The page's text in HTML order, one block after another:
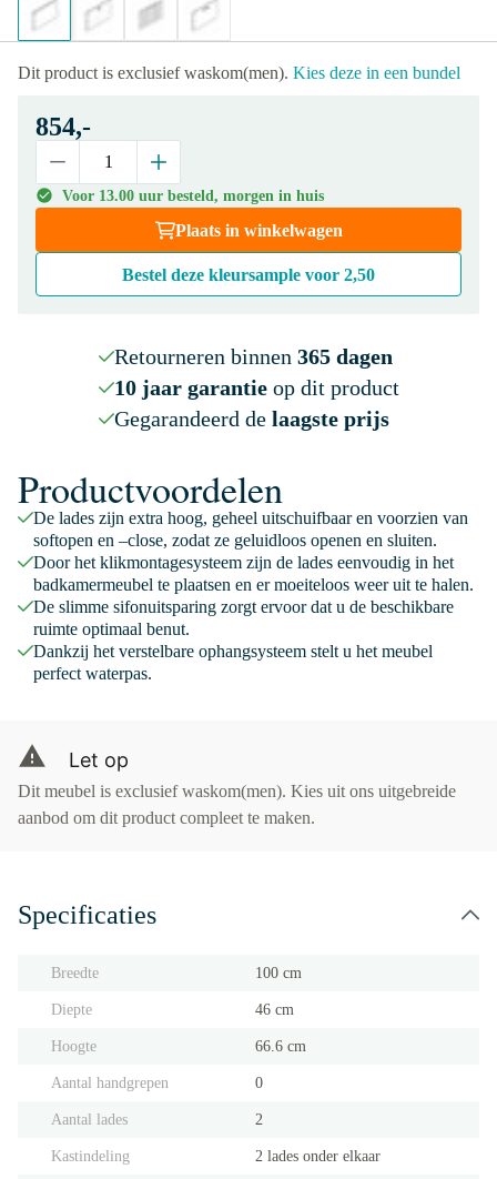
Dit product is exclusief waskom(men). Kies deze in een bundel
854,-
Voor 13.00 uur besteld, morgen in huis
Plaats in winkelwagen
Bestel deze kleursample voor 2,50
Retourneren binnen 365 dagen
10 jaar garantieop dit product
Gegarandeerd de laagste prijs
Productvoordelen
De lades zijn extra hoog, geheel uitschuifbaar en voorzien van
softopen en –close, zodat ze geluidloos openen en sluiten.
Door het klikmontagesysteem zijn de lades eenvoudig in het
badkamermeubel te plaatsen en er moeiteloos weer uit te halen.
De slimme sifonuitsparing zorgt ervoor dat u de beschikbare
ruimte optimaal benut.
Dankzij het verstelbare ophangsysteem stelt u het meubel
perfect waterpas.
Let op
Dit meubel is exclusief waskom(men). Kies uit ons uitgebreide
aanbod om dit product compleet te maken.
Specificaties
Breedte 100 cm
Diepte 46 cm
Hoogte 66.6 cm
Aantal handgrepen 0
Aantal lades 2
Kastindeling 2 lades onder elkaar